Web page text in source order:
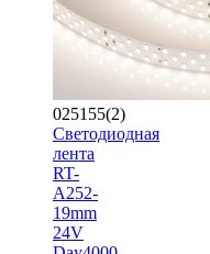
025155(2)
Светодиодная
лента
RT-
A252-
19mm
24V